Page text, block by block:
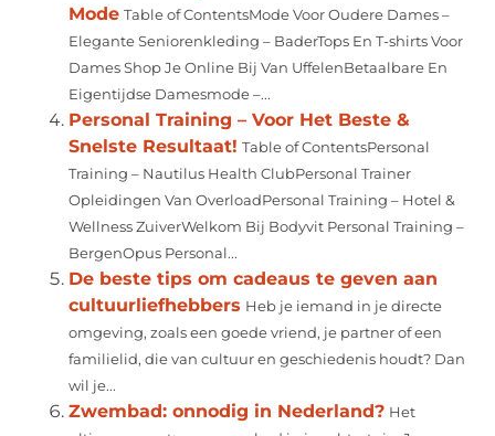
Mode Table of ContentsMode Voor Oudere Dames –
Elegante Seniorenkleding – BaderTops En T-shirts Voor
Dames Shop Je Online Bij Van UffelenBetaalbare En
Eigentijdse Damesmode –...
Personal Training – Voor Het Beste &
Snelste Resultaat! Table of ContentsPersonal
Training – Nautilus Health ClubPersonal Trainer
Opleidingen Van OverloadPersonal Training – Hotel &
Wellness ZuiverWelkom Bij Bodyvit Personal Training –
BergenOpus Personal...
De beste tips om cadeaus te geven aan
cultuurliefhebbers Heb je iemand in je directe
omgeving, zoals een goede vriend, je partner of een
familielid, die van cultuur en geschiedenis houdt? Dan
wil je...
Zwembad: onnodig in Nederland? Het